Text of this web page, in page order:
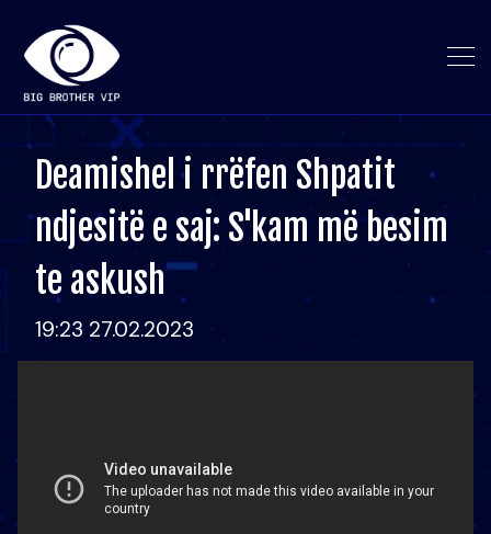
Deamishel i rrëfen Shpatit
ndjesitë e saj: S'kam më besim
te askush
19:23 27.02.2023